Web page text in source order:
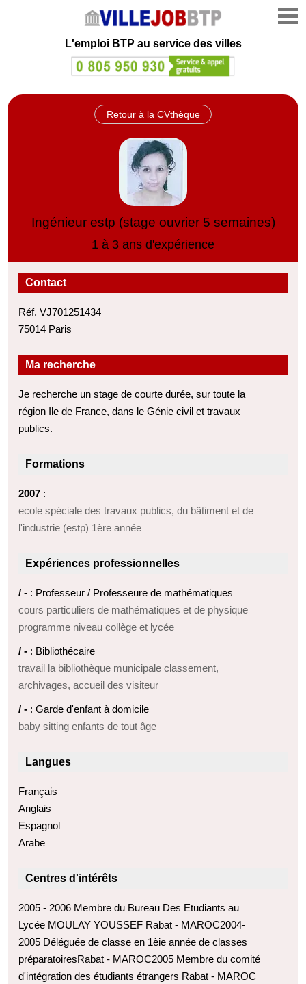
L'emploi BTP au service des villes
Retour à la CVthèque
Ingénieur estp (stage ouvrier 5 semaines)
1 à 3 ans d'expérience
Contact
Réf. VJ701251434
75014 Paris
Ma recherche
Je recherche un stage de courte durée, sur toute la
région Ile de France, dans le Génie civil et travaux
publics.
Formations
2007 :
ecole spéciale des travaux publics, du bâtiment et de
l'industrie (estp) 1ère année
Expériences professionnelles
/ - : Professeur / Professeure de mathématiques
cours particuliers de mathématiques et de physique
programme niveau collège et lycée
/ - : Bibliothécaire
travail la bibliothèque municipale classement,
archivages, accueil des visiteur
/ - : Garde d'enfant à domicile
baby sitting enfants de tout âge
Langues
Français
Anglais
Espagnol
Arabe
Centres d'intérêts
2005 - 2006 Membre du Bureau Des Etudiants au
Lycée MOULAY YOUSSEF Rabat - MAROC2004-
2005 Déléguée de classe en 1èie année de classes
préparatoiresRabat - MAROC2005 Membre du comité
d'intégration des étudiants étrangers Rabat - MAROC